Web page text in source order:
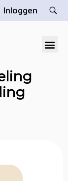
Inloggen